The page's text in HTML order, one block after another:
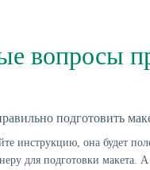
вопросы
подготовить
инструкцию, она будет
для подготовки макета.